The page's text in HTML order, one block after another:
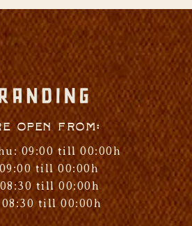
open from:
09:00 till 00:00h
till 00:00h
till 00:00h
08:30 till 00:00h